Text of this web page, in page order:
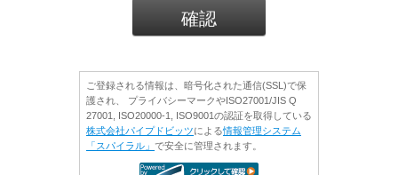
ご登録される情報は、暗号化された通信(SSL)で保
護され、 プライバシーマークやISO27001/JIS Q
27001, ISO20000-1, ISO9001の認証を取得している
株式会社パイプドビッツによる情報管理システム
「スパイラル」 で安全に管理されます。